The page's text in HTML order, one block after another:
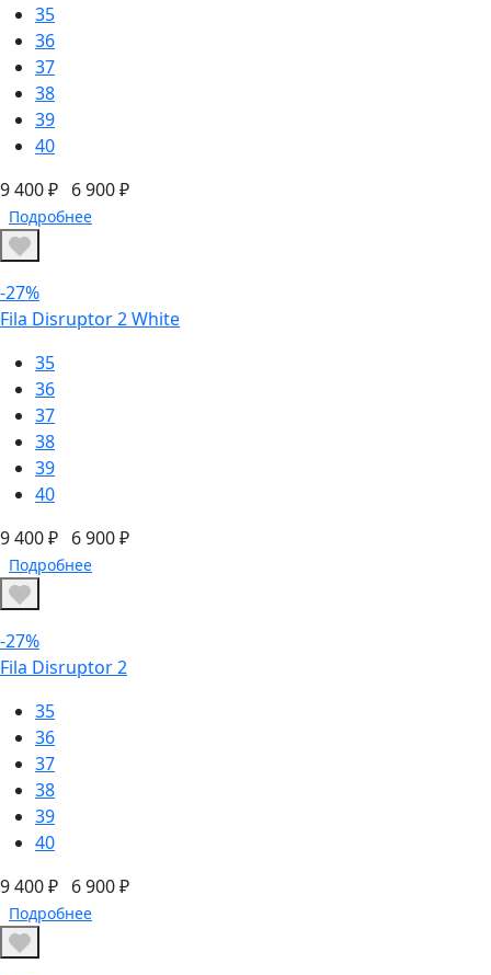
35
36
37
38
39
40
9 400 ₽ 6 900 ₽
Подробнее
-27%
Fila Disruptor 2 White
35
36
37
38
39
40
9 400 ₽ 6 900 ₽
Подробнее
-27%
Fila Disruptor 2
35
36
37
38
39
40
9 400 ₽ 6 900 ₽
Подробнее